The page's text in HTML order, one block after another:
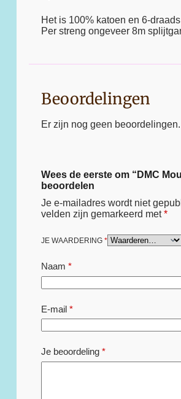
Het is 100% katoen en 6-
Per streng ongeveer 8m
Beoordelingen
Er zijn nog geen beoordelingen.
Wees de eerste om “DMC
beoordelen
Je e-mailadres wordt niet
velden zijn gemarkeerd met*
JE WAARDERING *
Naam *
E-mail*
Je beoordeling *